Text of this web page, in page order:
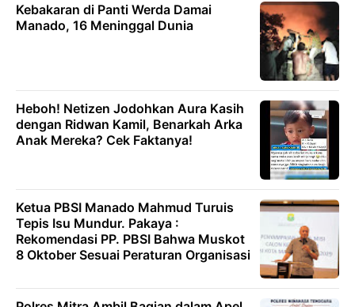
Kebakaran di Panti Werda Damai
Manado, 16 Meninggal Dunia
Heboh! Netizen Jodohkan Aura Kasih
dengan Ridwan Kamil, Benarkah Arka
Anak Mereka? Cek Faktanya!
Ketua PBSI Manado Mahmud Turuis
Tepis Isu Mundur. Pakaya :
Rekomendasi PP. PBSI Bahwa Muskot
8 Oktober Sesuai Peraturan Organisasi